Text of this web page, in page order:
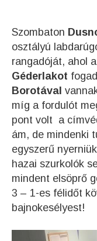
Szombaton
osztályú
rangadóját, ahol
Géderlakot
Borotával
míg a fordulót
pont volt a
ám, de mindenki
egyszerű
hazai szurkolók
mindent elsöprő
3 – 1-es félidőt
bajnokesélyest!